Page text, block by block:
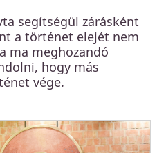
segítségül zárásként
a történet elejét nem
ma meghozandó
hogy más
vége.